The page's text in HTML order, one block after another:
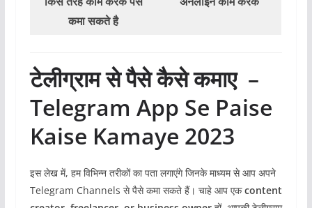
कमा सकते है
टेलीग्राम से पैसे कैसे कमाए –
Telegram App Se Paise
Kaise Kamaye 2023
इस लेख में, हम विभिन्न तरीकों का पता लगाएंगे जिनके माध्यम से आप अपने
Telegram Channels से पैसे कमा सकते हैं। चाहे आप एकcontent